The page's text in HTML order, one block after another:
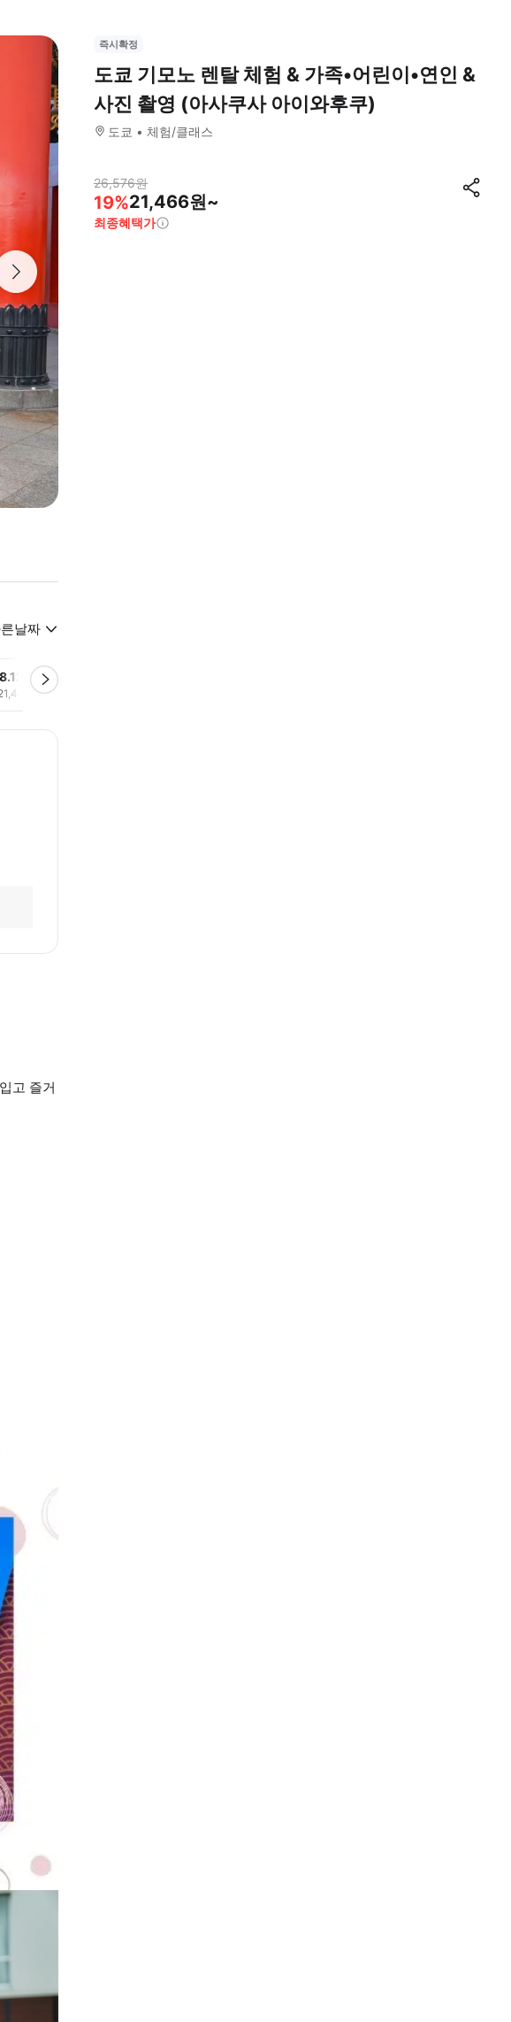
날짜
수)
원
고 즐거
즉시확정
도쿄 기모노 렌탈 체험 & 가족•어린이•연인 &
사진 촬영 (아사쿠사 아이와후쿠)
도쿄 체험/클래스
26,576원
19%21,466원~
최종혜택가